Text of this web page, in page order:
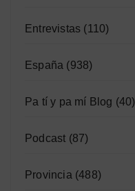
Entrevistas (110)
España (938)
Pa tí y pa mí Blog (40)
Podcast (87)
Provincia (488)